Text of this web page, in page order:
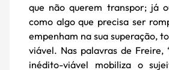
que não querem transpor; já
como algo que precisa ser
empenham na sua superação,
viável. Nas palavras de Freire,
inédito-viável mobiliza o